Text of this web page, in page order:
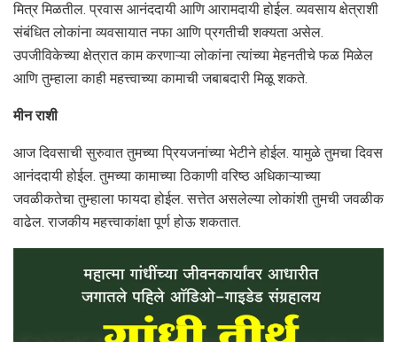
मित्र मिळतील. प्रवास आनंददायी आणि आरामदायी होईल. व्यवसाय क्षेत्राशी
संबंधित लोकांना व्यवसायात नफा आणि प्रगतीची शक्यता असेल.
उपजीविकेच्या क्षेत्रात काम करणाऱ्या लोकांना त्यांच्या मेहनतीचे फळ मिळेल
आणि तुम्हाला काही महत्त्वाच्या कामाची जबाबदारी मिळू शकते.
मीन राशी
आज दिवसाची सुरुवात तुमच्या प्रियजनांच्या भेटीने होईल. यामुळे तुमचा दिवस
आनंददायी होईल. तुमच्या कामाच्या ठिकाणी वरिष्ठ अधिकाऱ्याच्या
जवळीकतेचा तुम्हाला फायदा होईल. सत्तेत असलेल्या लोकांशी तुमची जवळीक
वाढेल. राजकीय महत्त्वाकांक्षा पूर्ण होऊ शकतात.